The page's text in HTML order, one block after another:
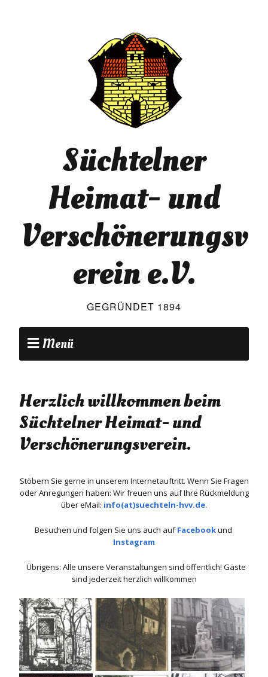
Süchtelner
Heimat- und
Verschönerungsv
erein e.V.
GEGRÜNDET 1894
Menü
Herzlich willkommen beim
Süchtelner Heimat- und
Verschönerungsverein.
Stöbern Sie gerne in unserem Internetauftritt. Wenn Sie Fragen
oder Anregungen haben: Wir freuen uns auf Ihre Rückmeldung
über eMail: info(at)suechteln-hvv.de.
Besuchen und folgen Sie uns auch aufFacebookund
Instagram
Übrigens: Alle unsere Veranstaltungen sind öffentlich! Gäste
sind jederzeit herzlich willkommen